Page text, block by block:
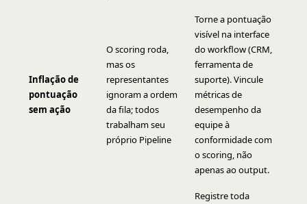
Inflação de
pontuação
sem ação
O scoring roda,
mas os
representantes
ignoram a ordem
da fila; todos
trabalham seu
próprio Pipeline
Torne a pontuação
visível na interface
do workflow (CRM,
ferramenta de
suporte). Vincule
métricas de
desempenho da
equipe à
conformidade com
o scoring, não
apenas ao output.
Registre toda